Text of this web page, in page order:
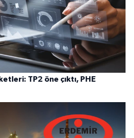
TP2 öne çıktı, PHE